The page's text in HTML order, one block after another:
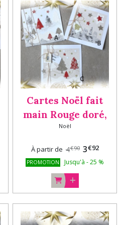
Cartes Noël fait
main Rouge doré,
carte de vœux, carte
Noël
À partir de 4€90 3€92
PROMOTION Jusqu'à -25 %